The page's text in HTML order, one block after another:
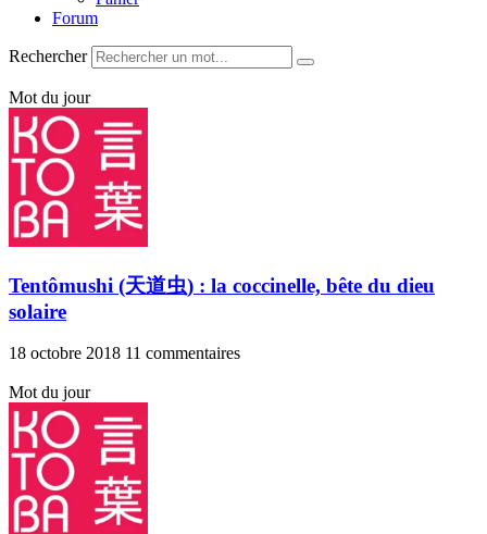
Forum
Rechercher
Mot du jour
Tentômushi (天道虫) : la coccinelle, bête du dieu
solaire
18 octobre 2018 11 commentaires
Mot du jour